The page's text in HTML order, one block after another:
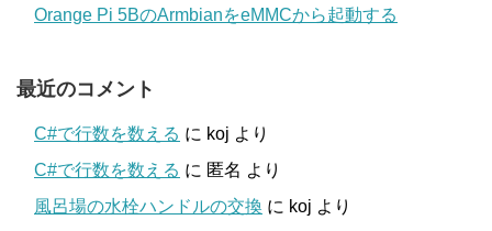
Orange Pi 5BのArmbianをeMMCから起動する
最近のコメント
C#で行数を数える に koj より
C#で行数を数える に 匿名 より
風呂場の水栓ハンドルの交換 に koj より